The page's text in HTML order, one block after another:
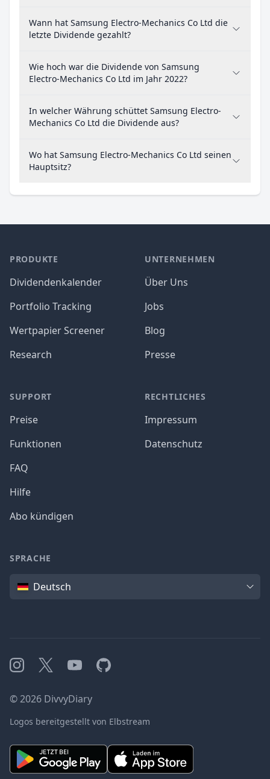
Wann hat Samsung Electro-Mechanics Co Ltd die
letzte Dividende gezahlt?
Wie hoch war die Dividende von Samsung
Electro-Mechanics Co Ltd im Jahr 2022?
In welcher Währung schüttet Samsung Electro-
Mechanics Co Ltd die Dividende aus?
Wo hat Samsung Electro-Mechanics Co Ltd seinen
Hauptsitz?
PRODUKTE
Dividendenkalender
Portfolio Tracking
Wertpapier Screener
Research
SUPPORT
Preise
Funktionen
FAQ
Hilfe
Abo kündigen
UNTERNEHMEN
Über Uns
Jobs
Blog
Presse
RECHTLICHES
Impressum
Datenschutz
SPRACHE
SpracheDeutsch
Instagram
X YouTubeGitHub
©2026 DivvyDiary
Logos bereitgestellt von Elbstream